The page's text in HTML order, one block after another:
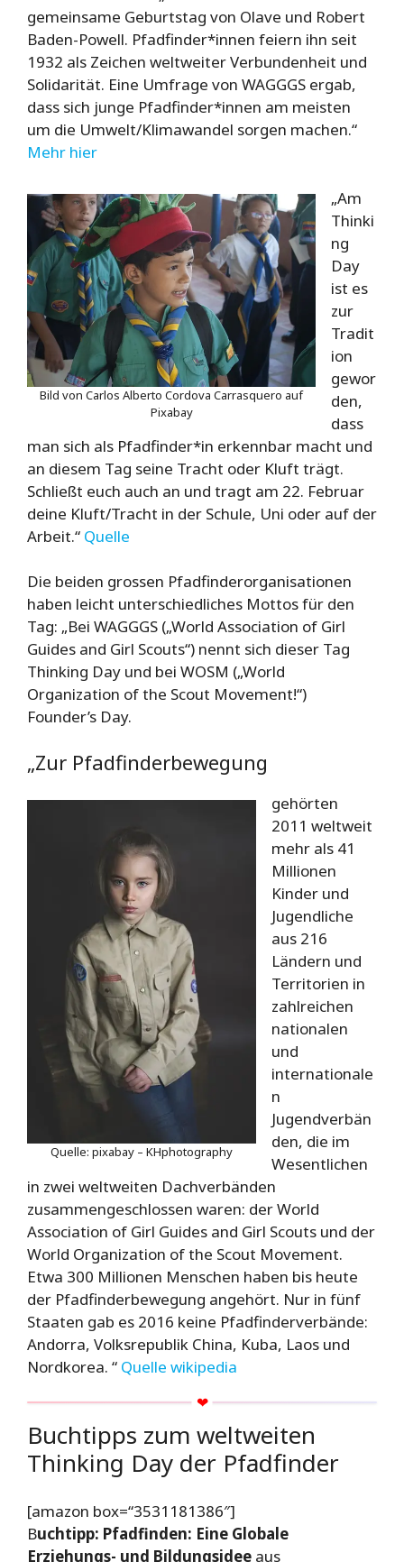
gemeinsame Geburtstag von Olave und Robert
Baden-Powell. Pfadfinder*innen feiern ihn seit
1932 als Zeichen weltweiter Verbundenheit und
Solidarität. Eine Umfrage von WAGGGS ergab,
dass sich junge Pfadfinder*innen am meisten
um die Umwelt/Klimawandel sorgen machen.“
Mehr hier
Bild von Carlos Alberto Cordova Carrasquero auf
Pixabay
„Am
Thinki
ng
Day
ist es
zur
Tradit
ion
gewor
den,
dass
man sich als Pfadfinder*in erkennbar macht und
an diesem Tag seine Tracht oder Kluft trägt.
Schließt euch auch an und tragt am 22. Februar
deine Kluft/Tracht in der Schule, Uni oder auf der
Arbeit.“ Quelle
Die beiden grossen Pfadfinderorganisationen
haben leicht unterschiedliches Mottos für den
Tag: „Bei WAGGGS („World Association of Girl
Guides and Girl Scouts“) nennt sich dieser Tag
Thinking Day und bei WOSM („World
Organization of the Scout Movement!“)
Founder’s Day.
„Zur Pfadfinderbewegung
Quelle: pixabay – KHphotography
gehörten
2011 weltweit
mehr als 41
Millionen
Kinder und
Jugendliche
aus 216
Ländern und
Territorien in
zahlreichen
nationalen
und
internationale
n
Jugendverbän
den, die im
Wesentlichen
in zwei weltweiten Dachverbänden
zusammengeschlossen waren: der World
Association of Girl Guides and Girl Scouts und der
World Organization of the Scout Movement.
Etwa 300 Millionen Menschen haben bis heute
der Pfadfinderbewegung angehört. Nur in fünf
Staaten gab es 2016 keine Pfadfinderverbände:
Andorra, Volksrepublik China, Kuba, Laos und
Nordkorea. “ Quelle wikipedia
Buchtipps zum weltweiten
Thinking Day der Pfadfinder
[amazon box=“3531181386″]
Buchtipp: Pfadfinden: Eine Globale
Erziehungs- und Bildungsidee aus